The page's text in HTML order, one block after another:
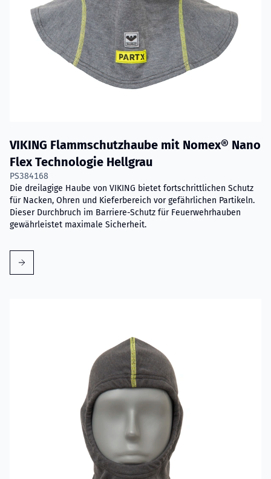
VIKING Flammschutzhaube mit Nomex® Nano
Flex Technologie Hellgrau
PS384168
Die dreilagige Haube von VIKING bietet fortschrittlichen Schutz
für Nacken, Ohren und Kieferbereich vor gefährlichen Partikeln.
Dieser Durchbruch im Barriere-Schutz für Feuerwehrhauben
gewährleistet maximale Sicherheit.